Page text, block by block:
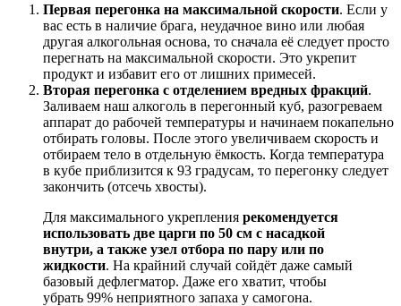
Первая перегонка на максимальной скорости. Если у
вас есть в наличие брага, неудачное вино или любая
другая алкогольная основа, то сначала её следует просто
перегнать на максимальной скорости. Это укрепит
продукт и избавит его от лишних примесей.
Вторая перегонка с отделением вредных фракций.
Заливаем наш алкоголь в перегонный куб, разогреваем
аппарат до рабочей температуры и начинаем покапельно
отбирать головы. После этого увеличиваем скорость и
отбираем тело в отдельную ёмкость. Когда температура
в кубе приблизится к 93 градусам, то перегонку следует
закончить (отсечь хвосты).
Для максимального укрепления рекомендуется
использовать две царги по 50 см с насадкой
внутри, а также узел отбора по пару или по
жидкости. На крайний случай сойдёт даже самый
базовый дефлегматор. Даже его хватит, чтобы
убрать 99% неприятного запаха у самогона.